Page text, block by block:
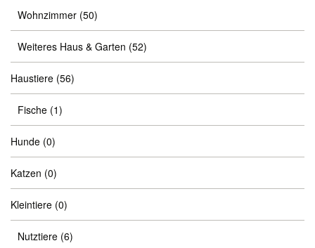
Wohnzimmer (50)
Weiteres Haus & Garten (52)
Haustiere (56)
Fische (1)
Hunde (0)
Katzen (0)
Kleintiere (0)
Nutztiere (6)